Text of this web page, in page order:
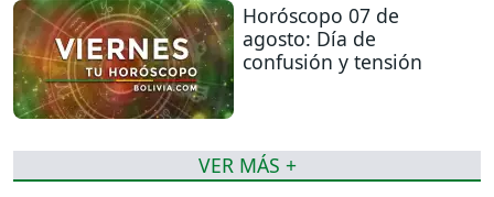
Horóscopo 07 de
agosto: Día de
confusión y tensión
VER MÁS +